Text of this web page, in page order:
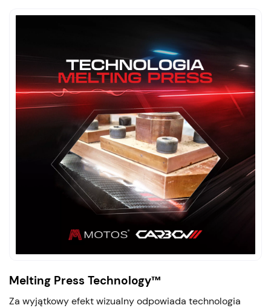
Melting Press Technology™
Za wyjątkowy efekt wizualny odpowiada technologia